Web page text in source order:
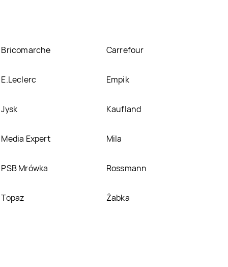
Bricomarche Carrefour
E.Leclerc Empik
Jysk Kaufland
Media Expert Mila
PSB Mrówka Rossmann
Topaz Żabka